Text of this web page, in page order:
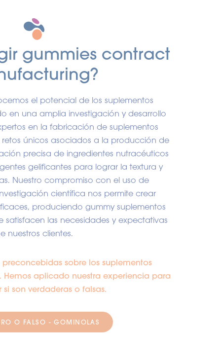
gummies contract
el potencial de los suplementos
en una amplia investigación y desarrollo
en la fabricación de suplementos
retos únicos asociados a la producción de
precisa de ingredientes nutracéuticos
gelificantes para lograr la textura y
Nuestro compromiso con el uso de
científica nos permite crear
produciendo gummy suplementos
las necesidades y expectativas
nuestros clientes.
preconcebidas sobre los suplementos
aplicado nuestra experiencia para
si son verdaderas o falsas.
O FALSO - GOMINOLAS